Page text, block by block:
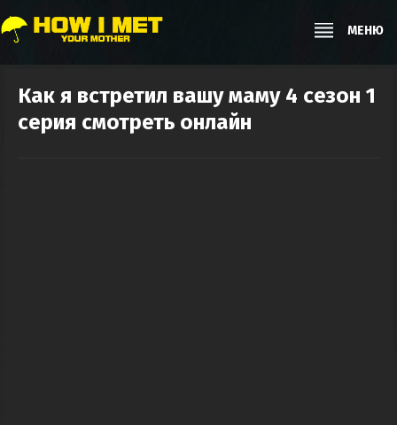
МЕНЮ
Как я встретил вашу маму 4 сезон 1
серия смотреть онлайн